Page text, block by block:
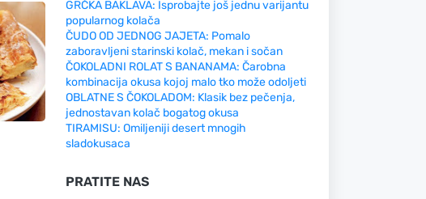
GRČKA BAKLAVA: Isprobajte još jednu varijantu
popularnog kolača
ČUDO OD JEDNOG JAJETA: Pomalo
zaboravljeni starinski kolač, mekan i sočan
ČOKOLADNI ROLAT S BANANAMA: Čarobna
kombinacija okusa kojoj malo tko može odoljeti
OBLATNE S ČOKOLADOM: Klasik bez pečenja,
jednostavan kolač bogatog okusa
TIRAMISU: Omiljeniji desert mnogih
sladokusaca
PRATITE NAS